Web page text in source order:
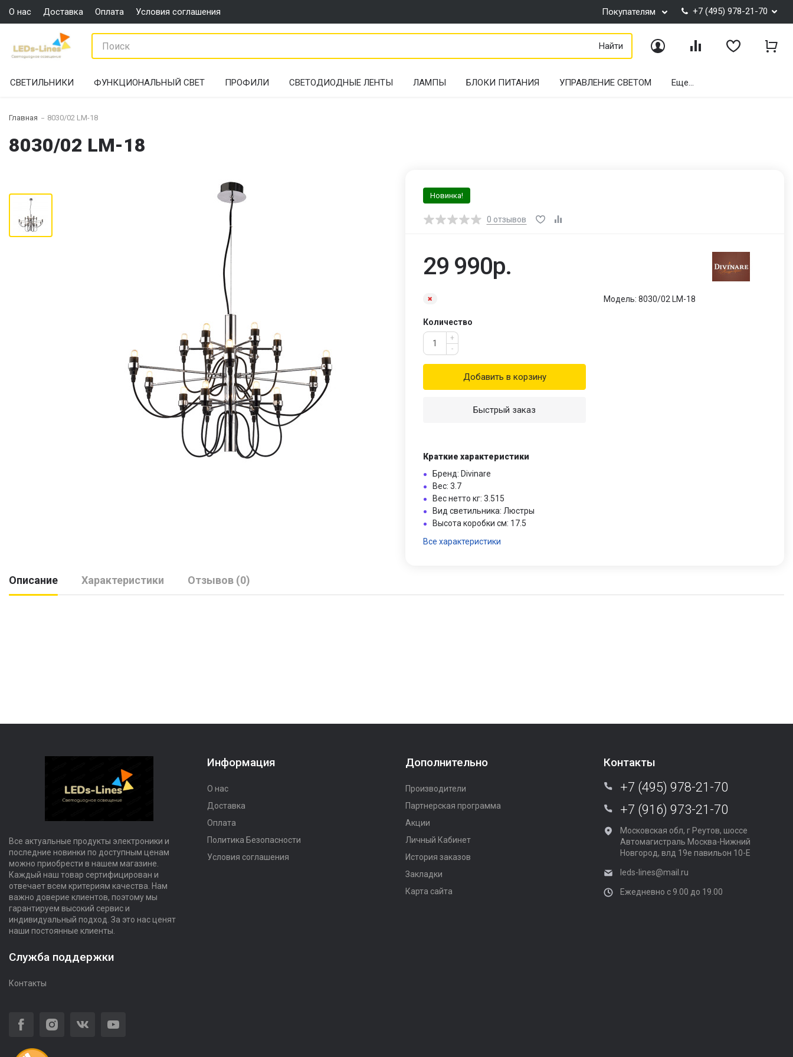
О нас Доставка Оплата Условия соглашения Покупателям +7 (495) 978-21-70
Найти Войти СравнениеИзбранное
СВЕТИЛЬНИКИ ФУНКЦИОНАЛЬНЫЙ СВЕТ ПРОФИЛИ СВЕТОДИОДНЫЕ ЛЕНТЫ ЛАМПЫ БЛОКИ ПИТАНИЯ УПРАВЛЕНИЕ СВЕТОМ Еще...
Главная 8030/02 LM-18
8030/02 LM-18
Новинка!
0 отзывов
29 990р.
Количество
+
-
Добавить в корзину
Быстрый заказ
Краткие характеристики
Бренд: Divinare
Вес: 3.7
Вес нетто кг: 3.515
Вид светильника: Люстры
Высота коробки см: 17.5
Все характеристики
Модель: 8030/02 LM-18
Описание Характеристики Отзывов (0)
Все актуальные продукты электроники и
последние новинки по доступным ценам
можно приобрести в нашем магазине.
Каждый наш товар сертифицирован и
отвечает всем критериям качества. Нам
важно доверие клиентов, поэтому мы
гарантируем высокий сервис и
индивидуальный подход. За это нас ценят
наши постоянные клиенты.
Служба поддержки
Контакты
Информация
О нас
Доставка
Оплата
Политика Безопасности
Условия соглашения
Дополнительно
Производители
Партнерская программа
Акции
Личный Кабинет
История заказов
Закладки
Карта сайта
Контакты
+7 (495) 978-21-70
+7 (916) 973-21-70
Московская обл, г Реутов, шоссе
Автомагистраль Москва-Нижний
Новгород, влд 19е павильон 10-Е
leds-lines@mail.ru
Ежедневно с 9.00 до 19.00